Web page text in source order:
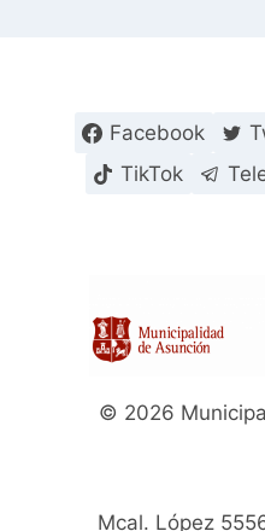
Facebook
TikTok
© 2026
Mcal. López